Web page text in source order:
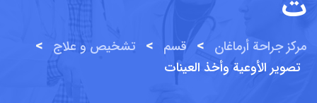
مركز جراحة أرماغان > قسم > تشخیص و علاج >
تصوير الأوعية وأخذ العينات